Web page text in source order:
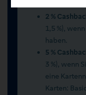
2 %
1,5 %),
haben.
5 %
3 %), wenn
eine
Karten: